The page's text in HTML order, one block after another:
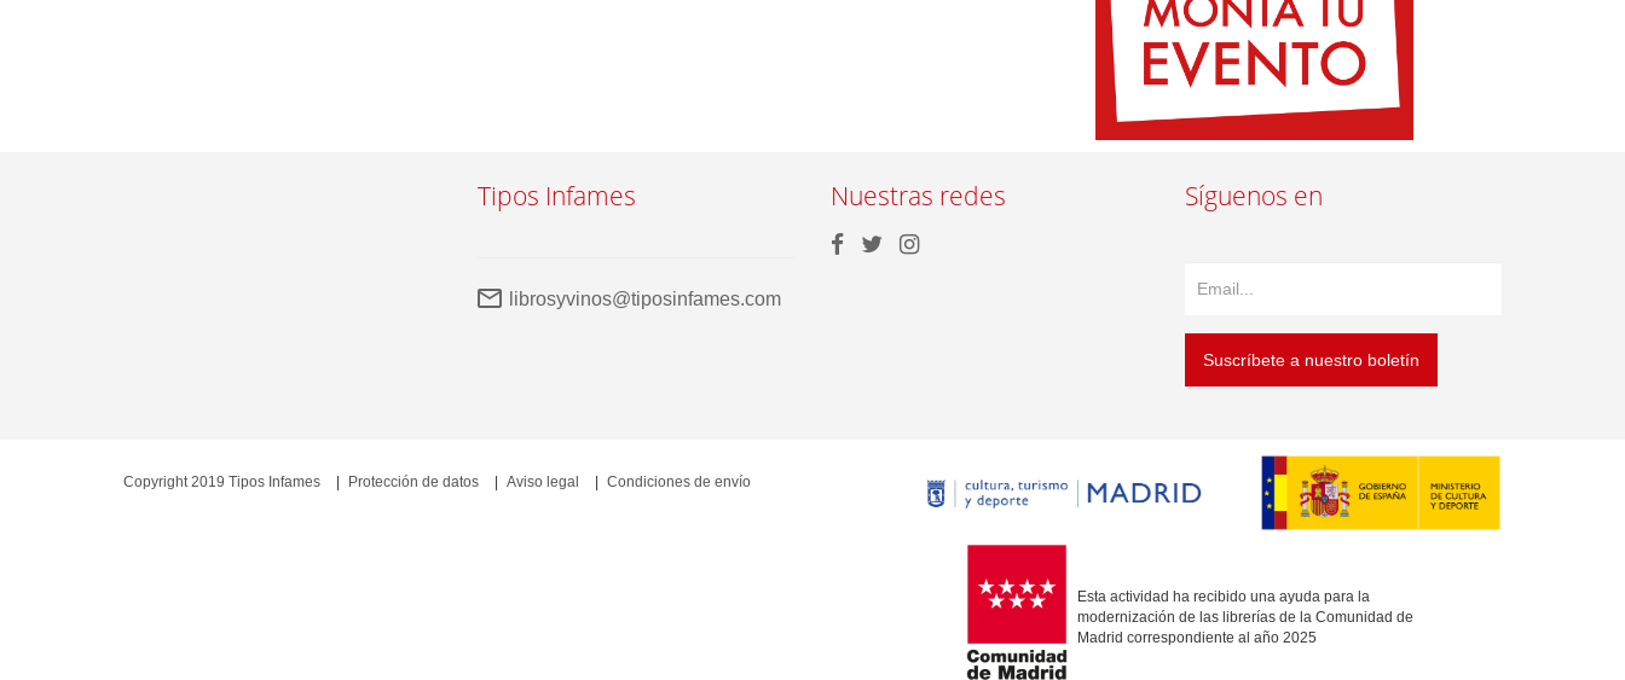
Tipos Infames
librosyvinos@tiposinfames.com
Nuestras redes Síguenos en
Suscríbete a nuestro boletín
Esta actividad ha recibido una ayuda para la
modernización de las librerías de la Comunidad de
Madrid correspondiente al año 2025
Copyright 2019 Tipos Infames Protección de datos Aviso legal Condiciones de envío